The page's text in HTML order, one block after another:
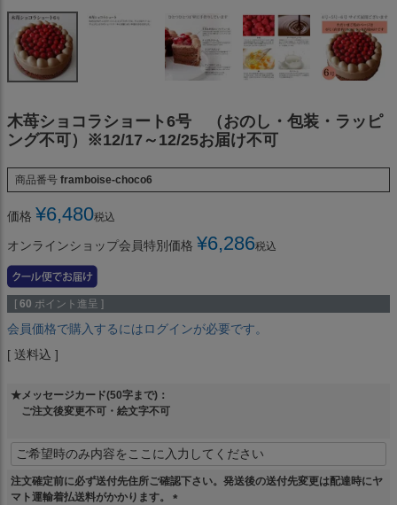
木苺ショコラショート6号 （おのし・包装・ラッピ
ング不可）※12/17～12/25お届け不可
商品番号 framboise-choco6
価格 ¥6,480税込
オンラインショップ会員特別価格 ¥6,286税込
[ 60 ポイント進呈 ]
会員価格で購入するにはログインが必要です。
送料込
★メッセージカード(50字まで)：
ご注文後変更不可・絵文字不可
注文確定前に必ず送付先住所ご確認下さい。発送後の送付先変更は配達時にヤ
マト運輸着払送料がかかります。